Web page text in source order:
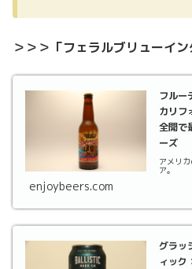
＞＞＞「フェラルブリューイ
フルー
カリフ
全開で
ーズ
アメリ
ア。
enjoybeers.com
グラッ
ィック